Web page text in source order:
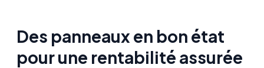
Des panneaux en bon état
pour une rentabilité assurée